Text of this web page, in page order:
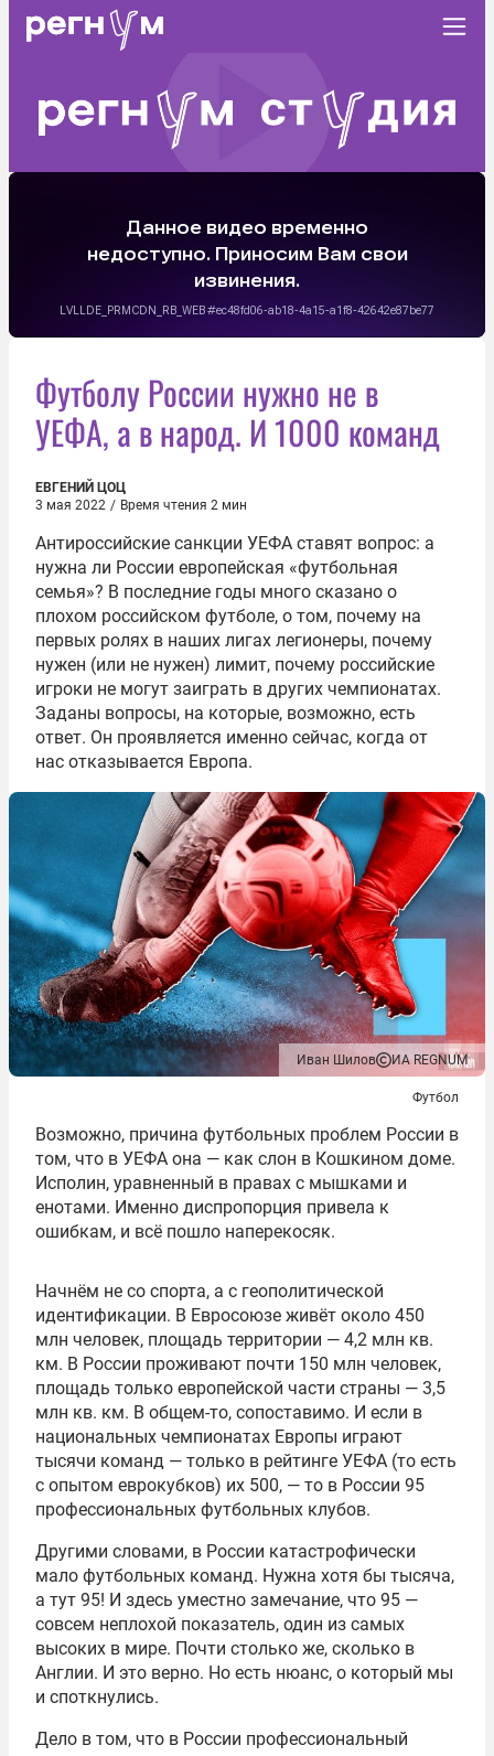
Футболу России нужно не в
УЕФА, а в народ. И 1000 команд
ЕВГЕНИЙ ЦОЦ
3 мая 2022 / Время чтения 2 мин
Антироссийские санкции УЕФА ставят вопрос: а
нужна ли России европейская «футбольная
семья»? В последние годы много сказано о
плохом российском футболе, о том, почему на
первых ролях в наших лигах легионеры, почему
нужен (или не нужен) лимит, почему российские
игроки не могут заиграть в других чемпионатах.
Заданы вопросы, на которые, возможно, есть
ответ. Он проявляется именно сейчас, когда от
нас отказывается Европа.
Иван Шилов ИА REGNUM
Футбол
Возможно, причина футбольных проблем России в
том, что в УЕФА она — как слон в Кошкином доме.
Исполин, уравненный в правах с мышками и
енотами. Именно диспропорция привела к
ошибкам, и всё пошло наперекосяк.
Начнём не со спорта, а с геополитической
идентификации. В Евросоюзе живёт около 450
млн человек, площадь территории — 4,2 млн кв.
км. В России проживают почти 150 млн человек,
площадь только европейской части страны — 3,5
млн кв. км. В общем-то, сопоставимо. И если в
национальных чемпионатах Европы играют
тысячи команд — только в рейтинге УЕФА (то есть
с опытом еврокубков) их 500, — то в России 95
профессиональных футбольных клубов.
Другими словами, в России катастрофически
мало футбольных команд. Нужна хотя бы тысяча,
а тут 95! И здесь уместно замечание, что 95 —
совсем неплохой показатель, один из самых
высоких в мире. Почти столько же, сколько в
Англии. И это верно. Но есть нюанс, о который мы
и споткнулись.
Дело в том, что в России профессиональный